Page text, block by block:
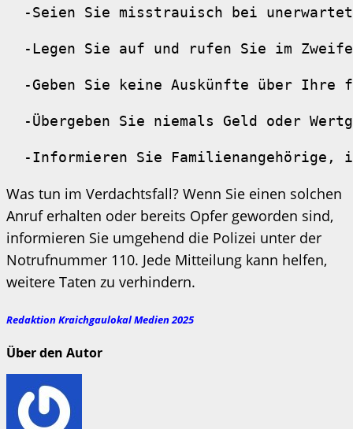
-Seien Sie misstrauisch bei
-Legen Sie auf und rufen Sie im
-Geben Sie keine Auskünfte über Ihre
-Übergeben Sie niemals Geld oder
-Informieren Sie Familienangehörige,
Was tun im Verdachtsfall? Wenn Sie einen solchen
Anruf erhalten oder bereits Opfer geworden sind,
informieren Sie umgehend die Polizei unter der
Notrufnummer 110. Jede Mitteilung kann helfen,
weitere Taten zu verhindern.
Redaktion Kraichgaulokal Medien 2025
Über den Autor